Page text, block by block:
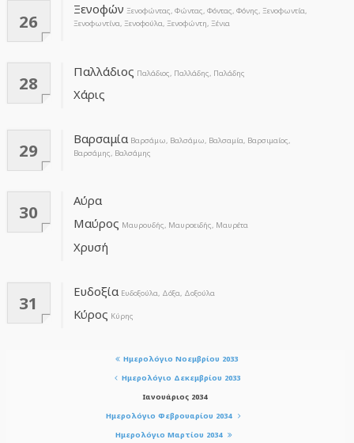
26
Ξενοφών Ξενοφώντας, Φώντας, Φόντας, Φόνης, Ξενοφωντία,
Ξενοφωντίνα, Ξενοφούλα, Ξενοφώντη, Ξένια
28
Παλλάδιος Παλάδιος, Παλλάδης, Παλάδης
Χάρις
29
Βαρσαμία Βαρσάμω, Βαλσάμω, Βαλσαμία, Βαρσιμαίος,
Βαρσάμης, Βαλσάμης
30
Αύρα
Μαύρος Μαυρουδής, Μαυροειδής, Μαυρέτα
Χρυσή
31
Ευδοξία Ευδοξούλα, Δόξα, Δοξούλα
Κύρος Κύρης
Ημερολόγιο Νοεμβρίου 2033
Ημερολόγιο Δεκεμβρίου 2033
Ιανουάριος 2034
Ημερολόγιο Φεβρουαρίου 2034
Ημερολόγιο Μαρτίου 2034